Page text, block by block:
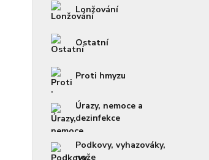
Lonžování
Ostatní
Proti hmyzu
Úrazy, nemoce a
dezinfekce
Podkovy, vyhazováky,
nože